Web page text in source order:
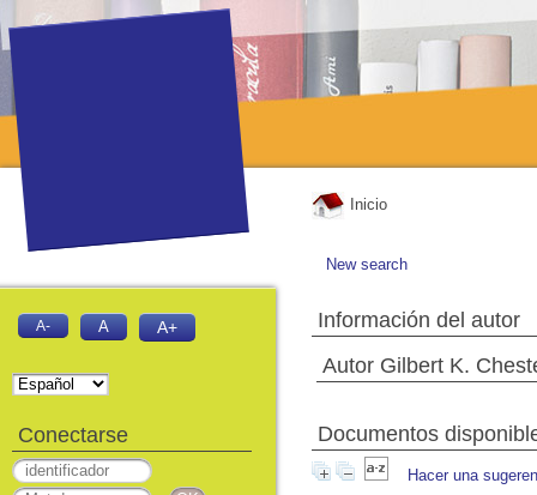
Inicio
New search
Información del autor
Autor Gilbert K.
Documentos
Hacer una
A- A A+
Conectarse